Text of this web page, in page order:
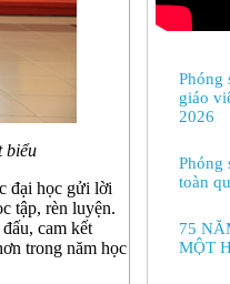
biểu
đại học gửi lời
tập, rèn luyện.
cam kết
trong năm học
Phóng
giáo
2026
Phóng
toàn
75
MỘT